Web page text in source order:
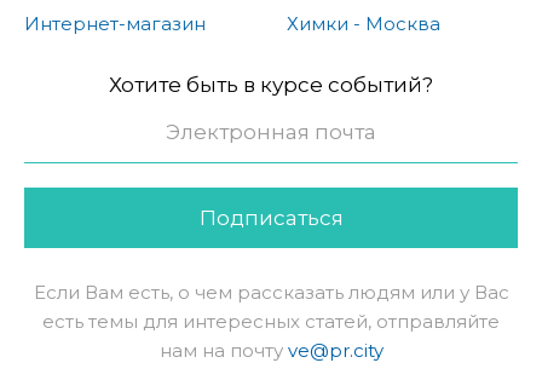
Интернет-магазин
Химки - Москва
Хотите быть в курсе событий?
Подписаться
Если Вам есть, о чем рассказать людям или у Вас
есть темы для интересных статей, отправляйте
нам на почту ve@pr.city